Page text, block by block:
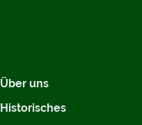
Über uns
Historisches